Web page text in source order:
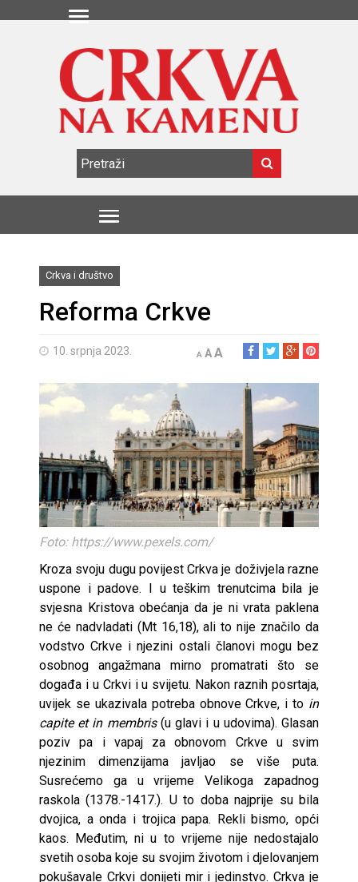
Crkva i društvo
Reforma Crkve
10. srpnja 2023. A AA
Foto: https://www.pexels.com/
Kroza svoju dugu povijest Crkva je doživjela razne
uspone i padove. I u teškim trenutcima bila je
svjesna Kristova obećanja da je ni vrata paklena
ne će nadvladati (Mt 16,18), ali to nije značilo da
vodstvo Crkve i njezini ostali članovi mogu bez
osobnog angažmana mirno promatrati što se
događa i u Crkvi i u svijetu. Nakon raznih posrtaja,
uvijek se ukazivala potreba obnove Crkve, i to in
capite et in membris(u glavi i u udovima). Glasan
poziv pa i vapaj za obnovom Crkve u svim
njezinim dimenzijama javljao se više puta.
Susrećemo ga u vrijeme Velikoga zapadnog
raskola (1378.-1417.). U to doba najprije su bila
dvojica, a onda i trojica papa. Rekli bismo, opći
kaos. Međutim, ni u to vrijeme nije nedostajalo
svetih osoba koje su svojim životom i djelovanjem
pokušavale Crkvi donijeti mir i jedinstvo. Crkva je